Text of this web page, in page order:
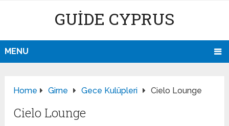
GUIDE CYPRUS
MENU
Home Girne Gece Kulüpleri Cielo Lounge
Cielo Lounge